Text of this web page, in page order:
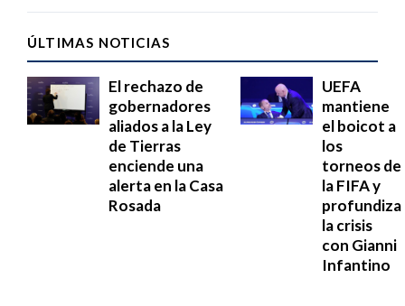
ÚLTIMAS NOTICIAS
El rechazo de
gobernadores
aliados a la Ley
de Tierras
enciende una
alerta en la Casa
Rosada
UEFA
mantiene
el boicot a
los
torneos de
la FIFA y
profundiza
la crisis
con Gianni
Infantino